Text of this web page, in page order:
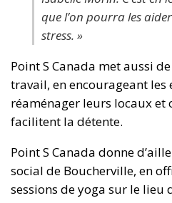
que l’on pourra les
stress. »
Point S Canada met aussi
travail, en encourageant les
réaménager leurs locaux
facilitent la détente.
Point S Canada donne
social de Boucherville, en
sessions de yoga sur le lieu